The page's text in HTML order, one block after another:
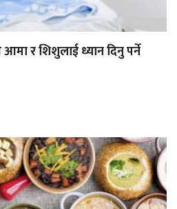
आमा र शिशुलाई ध्यान दिनु पर्ने